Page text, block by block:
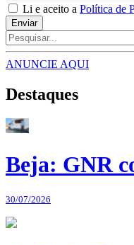
Li e aceito a Política de
Enviar
ANUNCIE AQUI
Destaques
Beja: GNR
30/07/2026